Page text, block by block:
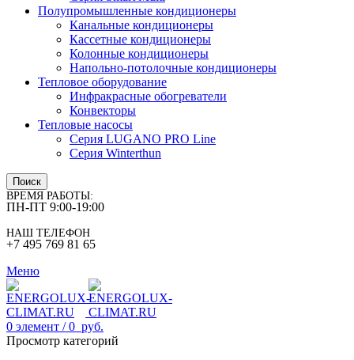
Полупромышленные кондиционеры
Канальные кондиционеры
Кассетные кондиционеры
Колонные кондиционеры
Напольно-потолочные кондиционеры
Тепловое оборудование
Инфракрасные обогреватели
Конвекторы
Тепловые насосы
Серия LUGANO PRO Line
Серия Winterthun
Поиск
ВРЕМЯ РАБОТЫ:
ПН-ПТ 9:00-19:00
НАШ ТЕЛЕФОН
+7 495 769 81 65
Меню
0 элемент / 0 руб.
Просмотр категорий